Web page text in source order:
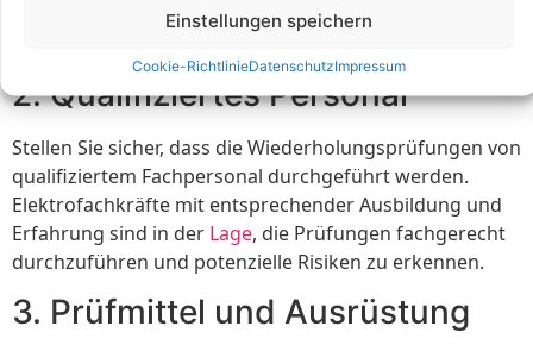
Einstellungen speichern
Cookie-RichtlinieDatenschutzImpressum
Sie die Prüfergebnisse sorgfältig, um einen Nachweis
2. Qualifiziertes Personal
Stellen Sie sicher, dass die Wiederholungsprüfungen von
qualifiziertem Fachpersonal durchgeführt werden.
Elektrofachkräfte mit entsprechender Ausbildung und
Erfahrung sind in der Lage, die Prüfungen fachgerecht
durchzuführen und potenzielle Risiken zu erkennen.
3. Prüfmittel und Ausrüstung